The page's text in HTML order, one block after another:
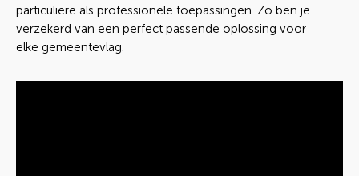
particuliere als professionele toepassingen. Zo ben je
verzekerd van een perfect passende oplossing voor
elke gemeentevlag.